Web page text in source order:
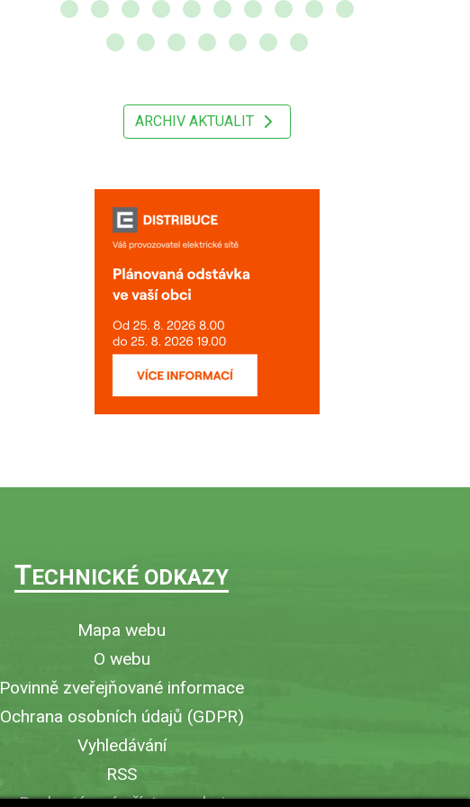
ARCHIV AKTUALIT
TECHNICKÉ ODKAZY
Mapa webu
O webu
Povinně zveřejňované informace
Ochrana osobních údajů (GDPR)
Vyhledávání
RSS
Bezbariérový přístup v obci